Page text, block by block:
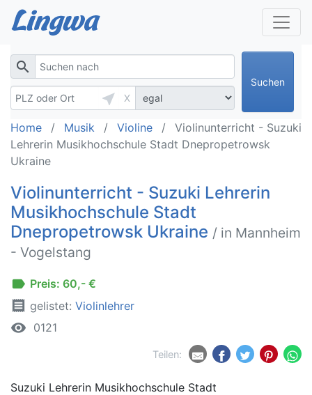
search
near_me
X
Suchen
Home Musik Violine
Violinunterricht - Suzuki
Lehrerin Musikhochschule Stadt Dnepropetrowsk
Ukraine
Violinunterricht - Suzuki Lehrerin
Musikhochschule Stadt
Dnepropetrowsk Ukraine / in Mannheim
- Vogelstang
label Preis: 60,- €
receipt gelistet: Violinlehrer
remove_red_eye 0121
Teilen:
Suzuki Lehrerin Musikhochschule Stadt